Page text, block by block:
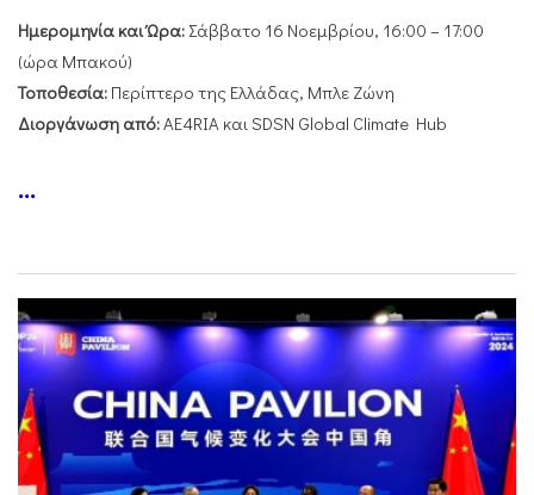
Ημερομηνία και Ώρα: Σάββατο 16 Νοεμβρίου, 16:00 – 17:00
(ώρα Μπακού)
Τοποθεσία: Περίπτερο της Ελλάδας, Μπλε Ζώνη
Διοργάνωση από:AE4RIA και SDSN Global Climate Hub
...